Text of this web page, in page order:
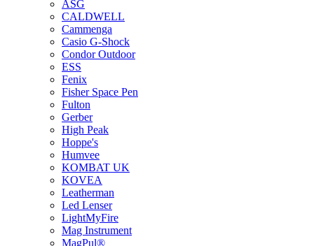
ASG
CALDWELL
Cammenga
Casio G-Shock
Condor Outdoor
ESS
Fenix
Fisher Space Pen
Fulton
Gerber
High Peak
Hoppe's
Humvee
KOMBAT UK
KOVEA
Leatherman
Led Lenser
LightMyFire
Mag Instrument
MagPul®